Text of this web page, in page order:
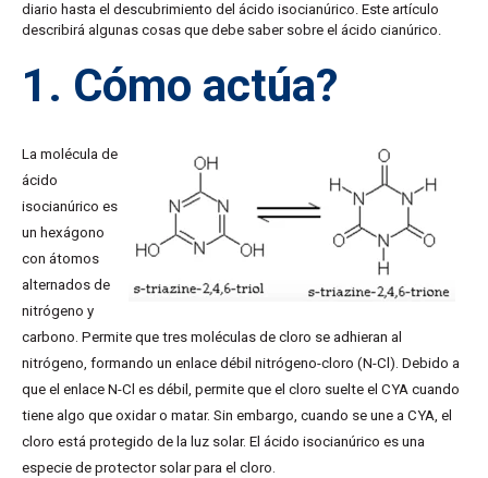
diario hasta el descubrimiento del ácido isocianúrico. Este artículo
describirá algunas cosas que debe saber sobre el ácido cianúrico.
1. Cómo actúa?
La molécula de
ácido
isocianúrico es
un hexágono
con átomos
alternados de
nitrógeno y
carbono. Permite que tres moléculas de cloro se adhieran al
nitrógeno, formando un enlace débil nitrógeno-cloro (N-Cl). Debido a
que el enlace N-Cl es débil, permite que el cloro suelte el CYA cuando
tiene algo que oxidar o matar. Sin embargo, cuando se une a CYA, el
cloro está protegido de la luz solar. El ácido isocianúrico es una
especie de protector solar para el cloro.